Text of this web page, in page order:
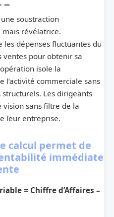
soustraction
révélatrice.
les dépenses fluctuantes du
ventes pour obtenir sa
isole la
l’activité commerciale sans
Les dirigeants
sans filtre de la
leur entreprise.
calcul permet de
immédiate
= Chiffre d’Affaires –